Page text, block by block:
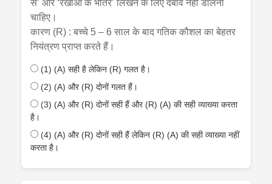
से’ और ‘रेखाओं के भीतर’ लिखने के लिए दबाव नहीं डालना
चाहिए।
कारण (R) : बच्चे 5 – 6 साल के बाद गतिक कौशल का बेहतर
नियंत्रण प्राप्त करते हैं।
(1) (A) सही है लेकिन (R) गलत है।
(2) (A) और (R) दोनों गलत हैं।
(3) (A) और (R) दोनों सही हैं और (R) (A) की सही व्याख्या करता
है।
(4) (A) और (R) दोनों सही हैं लेकिन (R) (A) की सही व्याख्या नहीं
करता है।